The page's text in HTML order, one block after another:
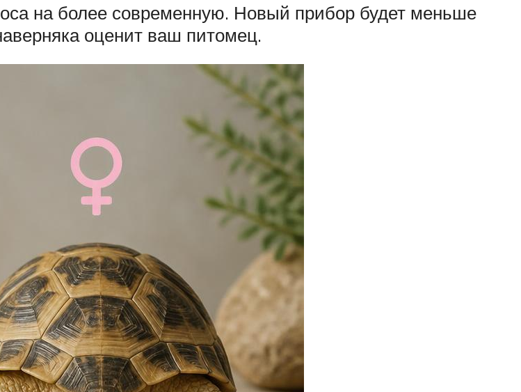
на более современную. Новый прибор будет меньше
оценит ваш питомец.